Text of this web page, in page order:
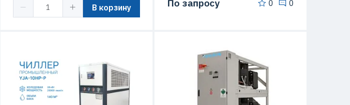
В корзину По запросу 0 0